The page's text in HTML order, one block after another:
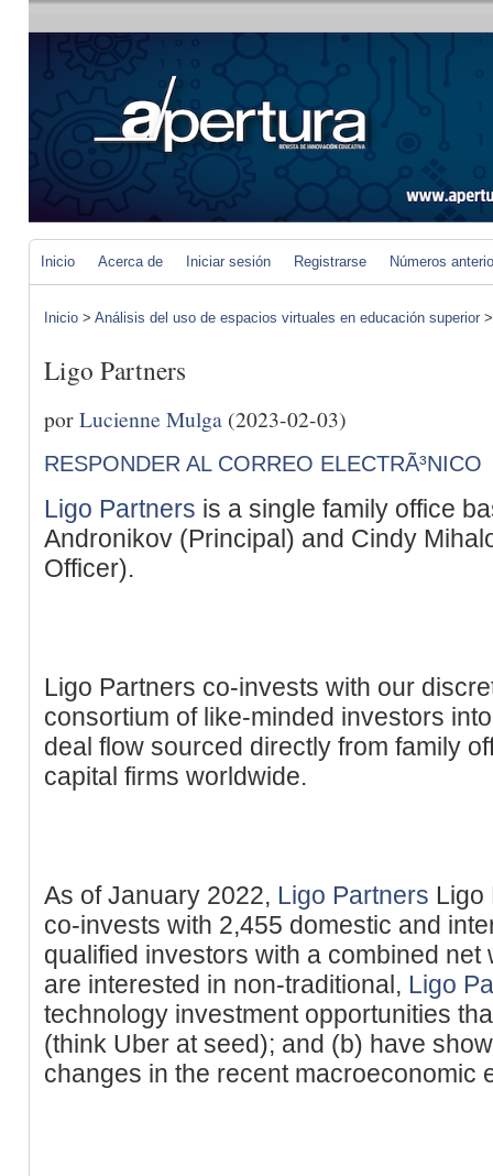
Inicio Acerca de Iniciar sesión Registrarse Números
Inicio > Análisis del uso de espacios virtuales en educación superior
Ligo Partners
porLucienne Mulga (2023-02-03)
RESPONDER AL CORREO ELECTRÃ³NICO
Ligo Partners is a single family office
Andronikov (Principal) and Cindy
Officer).
Ligo Partners co-invests with our
consortium of like-minded investors
deal flow sourced directly from family
capital firms worldwide.
As of January 2022, Ligo Partners Ligo
co-invests with 2,455 domestic and
qualified investors with a combined net
are interested in non-traditional, Ligo
technology investment opportunities
(think Uber at seed); and (b) have
changes in the recent macroeconomic